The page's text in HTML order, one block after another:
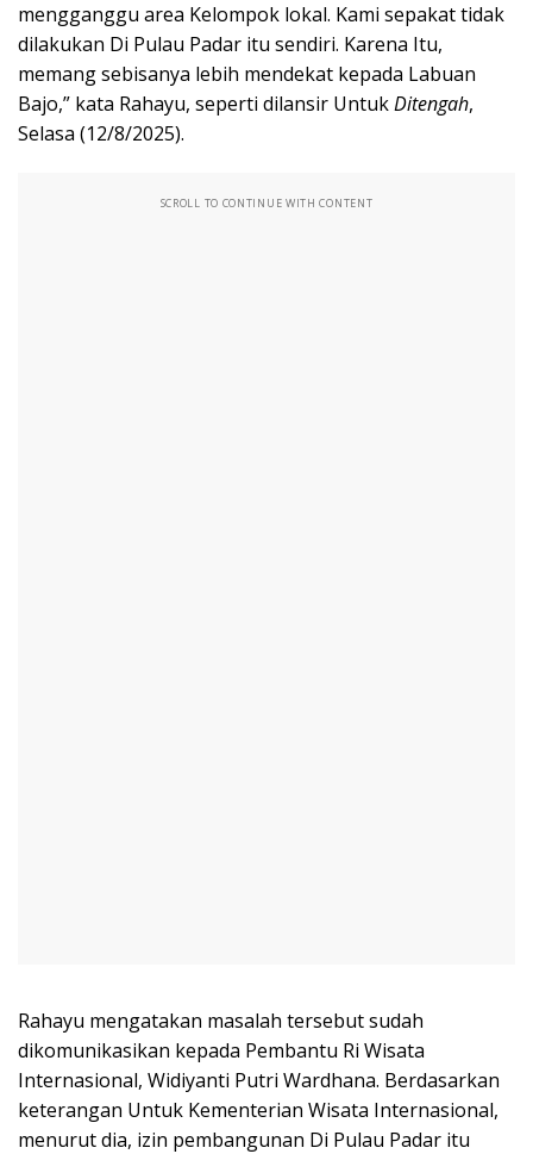
mengganggu area Kelompok lokal. Kami sepakat tidak
dilakukan Di Pulau Padar itu sendiri. Karena Itu,
memang sebisanya lebih mendekat kepada Labuan
Bajo,” kata Rahayu, seperti dilansir UntukDitengah,
Selasa (12/8/2025).
SCROLL TO CONTINUE WITH CONTENT
Rahayu mengatakan masalah tersebut sudah
dikomunikasikan kepada Pembantu Ri Wisata
Internasional, Widiyanti Putri Wardhana. Berdasarkan
keterangan Untuk Kementerian Wisata Internasional,
menurut dia, izin pembangunan Di Pulau Padar itu